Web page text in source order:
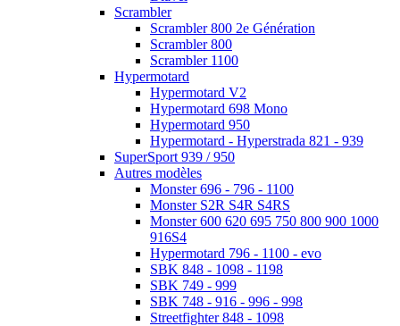
Scrambler
Scrambler 800 2e Génération
Scrambler 800
Scrambler 1100
Hypermotard
Hypermotard V2
Hypermotard 698 Mono
Hypermotard 950
Hypermotard - Hyperstrada 821 - 939
SuperSport 939 / 950
Autres modèles
Monster 696 - 796 - 1100
Monster S2R S4R S4RS
Monster 600 620 695 750 800 900 1000
916S4
Hypermotard 796 - 1100 - evo
SBK 848 - 1098 - 1198
SBK 749 - 999
SBK 748 - 916 - 996 - 998
Streetfighter 848 - 1098